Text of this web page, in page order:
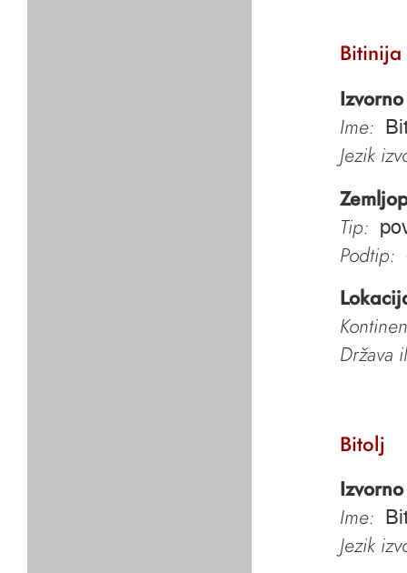
Bitinija
Ime:
Jezik
Tip:
Podtip:
Država
Bitolj
Ime:
Jezik